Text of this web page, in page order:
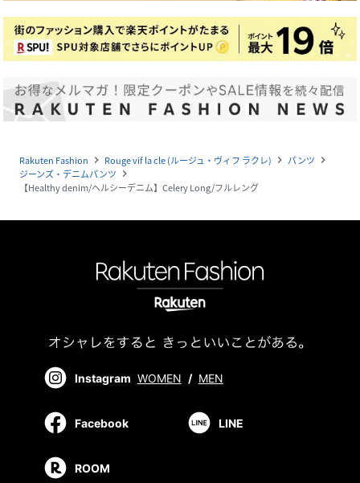
Rakuten Fashion navigate_next Rouge vif la cle (ルージュ・ヴィフ ラクレ) navigate_next パンツ navigate_next
ジーンズ・デニムパンツ navigate_next
【Healthy denim/ヘルシーデニム】Celery Long/フルレング
Instagram WOMEN / MEN
Facebook LINE
ROOM